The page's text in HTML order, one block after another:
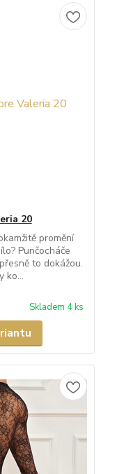
20
promění
Punčocháče
to dokážou.
ko...
Skladem 4 ks